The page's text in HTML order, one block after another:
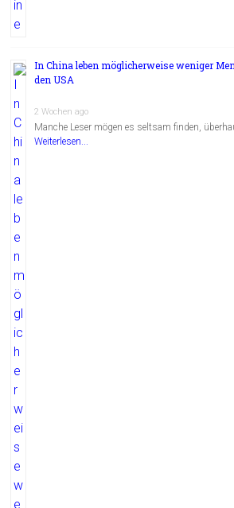
In China leben möglicherweise weniger
den USA
2 Wochen ago
Manche Leser mögen es seltsam finden,
Weiterlesen...